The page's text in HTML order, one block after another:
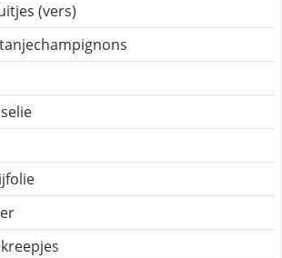
(vers)